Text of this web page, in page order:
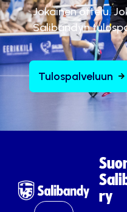
Jokainen ottelu.
Salibandyn
Tulospalveluun
ry